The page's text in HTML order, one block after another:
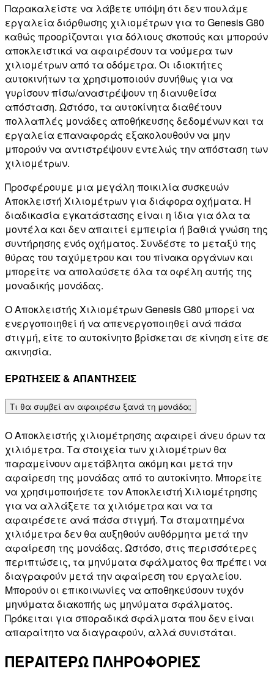
Παρακαλείστε να λάβετε υπόψη ότι δεν πουλάμε
εργαλεία διόρθωσης χιλιομέτρων για το Genesis G80
καθώς προορίζονται για δόλιους σκοπούς και μπορούν
αποκλειστικά να αφαιρέσουν τα νούμερα των
χιλιομέτρων από τα οδόμετρα. Οι ιδιοκτήτες
αυτοκινήτων τα χρησιμοποιούν συνήθως για να
γυρίσουν πίσω/αναστρέψουν τη διανυθείσα
απόσταση. Ωστόσο, τα αυτοκίνητα διαθέτουν
πολλαπλές μονάδες αποθήκευσης δεδομένων και τα
εργαλεία επαναφοράς εξακολουθούν να μην
μπορούν να αντιστρέψουν εντελώς την απόσταση των
χιλιομέτρων.
Προσφέρουμε μια μεγάλη ποικιλία συσκευών
Αποκλειστή Χιλιομέτρων για διάφορα οχήματα. Η
διαδικασία εγκατάστασης είναι η ίδια για όλα τα
μοντέλα και δεν απαιτεί εμπειρία ή βαθιά γνώση της
συντήρησης ενός οχήματος. Συνδέστε το μεταξύ της
θύρας του ταχύμετρου και του πίνακα οργάνων και
μπορείτε να απολαύσετε όλα τα οφέλη αυτής της
μοναδικής μονάδας.
Ο Αποκλειστής Χιλιομέτρων Genesis G80 μπορεί να
ενεργοποιηθεί ή να απενεργοποιηθεί ανά πάσα
στιγμή, είτε το αυτοκίνητο βρίσκεται σε κίνηση είτε σε
ακινησία.
ΕΡΩΤΗΣΕΙΣ & ΑΠΑΝΤΗΣΕΙΣ
Τι θα συμβεί αν αφαιρέσω ξανά τη μονάδα;
Ο Αποκλειστής χιλιομέτρησης αφαιρεί άνευ όρων τα
χιλιόμετρα. Τα στοιχεία των χιλιομέτρων θα
παραμείνουν αμετάβλητα ακόμη και μετά την
αφαίρεση της μονάδας από το αυτοκίνητο. Μπορείτε
να χρησιμοποιήσετε τον Αποκλειστή Χιλιομέτρησης
για να αλλάξετε τα χιλιόμετρα και να τα
αφαιρέσετε ανά πάσα στιγμή. Τα σταματημένα
χιλιόμετρα δεν θα αυξηθούν αυθόρμητα μετά την
αφαίρεση της μονάδας. Ωστόσο, στις περισσότερες
περιπτώσεις, τα μηνύματα σφάλματος θα πρέπει να
διαγραφούν μετά την αφαίρεση του εργαλείου.
Μπορούν οι επικοινωνίες να αποθηκεύσουν τυχόν
μηνύματα διακοπής ως μηνύματα σφάλματος.
Πρόκειται για σποραδικά σφάλματα που δεν είναι
απαραίτητο να διαγραφούν, αλλά συνιστάται.
ΠΕΡΑΙΤΕΡΩ ΠΛΗΡΟΦΟΡΙΕΣ